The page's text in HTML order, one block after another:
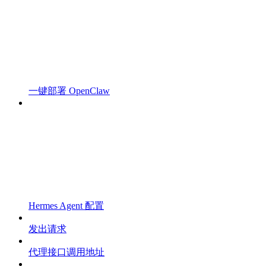
一键部署 OpenClaw
Hermes Agent 配置
发出请求
代理接口调用地址